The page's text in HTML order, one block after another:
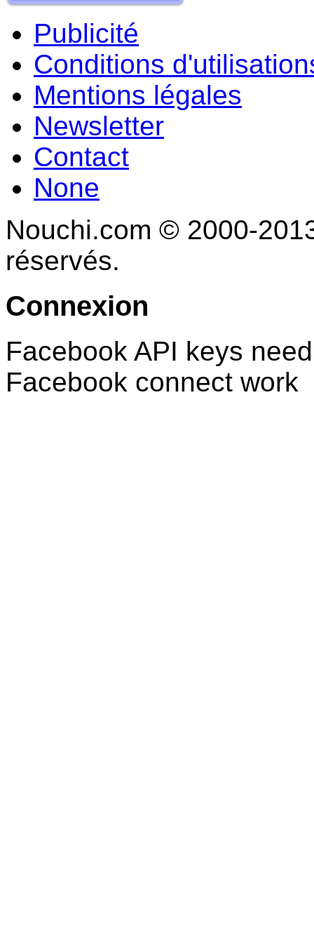
Publicité
Conditions
Mentions légales
Newsletter
Contact
None
Nouchi.com © 2000-
réservés.
Connexion
Facebook API keys
Facebook connect work